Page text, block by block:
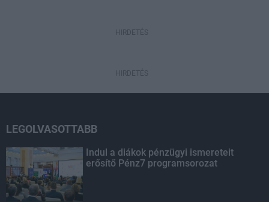
HIRDETÉS
HIRDETÉS
LEGOLVASOTTABB
Indul a diákok pénzügyi ismereteit
erősítő Pénz7 programsorozat